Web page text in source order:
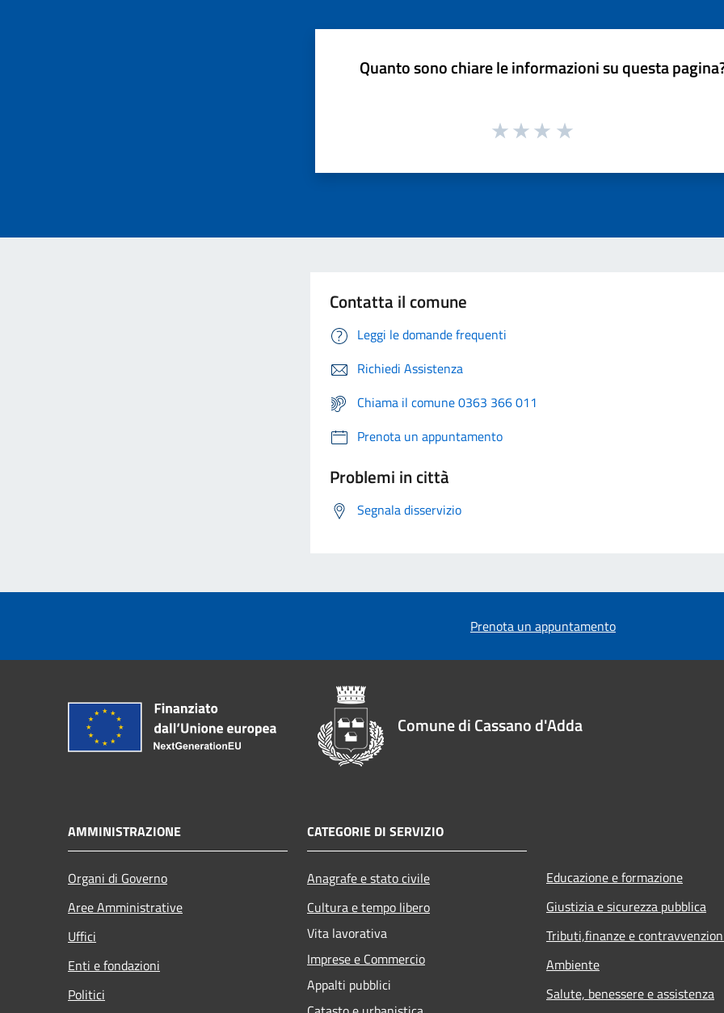
Quanto sono chiare le informazioni su questa
Contatta il comune
Leggi le domande frequenti
Richiedi Assistenza
Chiama il comune 0363 366 011
Prenota un appuntamento
Problemi in città
Segnala disservizio
Prenota un appuntamento
Comune di Cassano d'Adda
AMMINISTRAZIONE
Organi di Governo
Aree Amministrative
Uffici
Enti e fondazioni
Politici
CATEGORIE DI SERVIZIO
Anagrafe e stato civile
Cultura e tempo libero
Vita lavorativa
Imprese e Commercio
Appalti pubblici
Educazione e formazione
Giustizia e sicurezza pubblica
Tributi,finanze e
Ambiente
Salute, benessere e assistenza